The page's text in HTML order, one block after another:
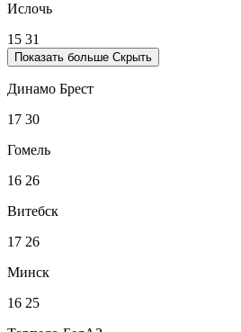
Ислочь
15 31
Показать больше Скрыть
Динамо Брест
17 30
Гомель
16 26
Витебск
17 26
Минск
16 25